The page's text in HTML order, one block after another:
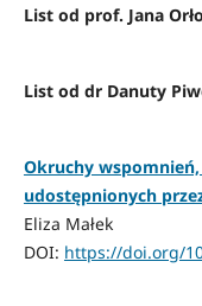
List od prof. Jana
List od dr Danuty
Okruchy
udostępnionych
Eliza Małek
DOI: https://doi.org/